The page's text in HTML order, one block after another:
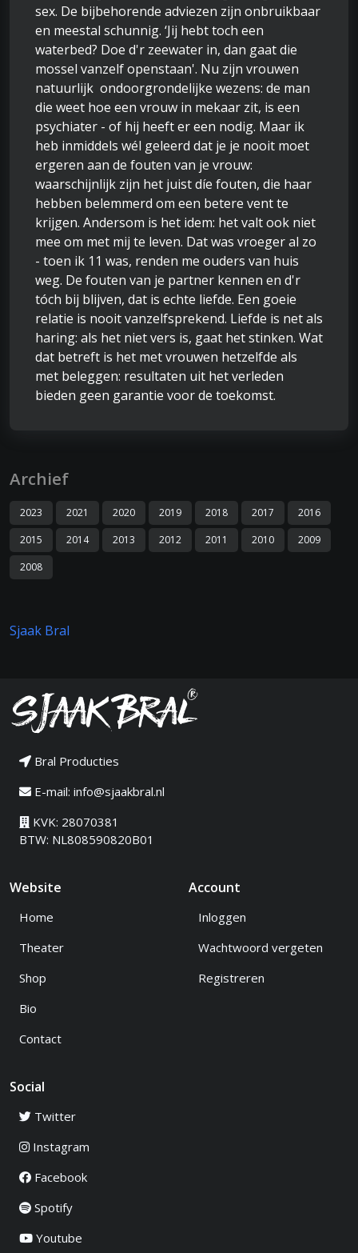
sex. De bijbehorende adviezen zijn onbruikbaar
en meestal schunnig. ‘Jij hebt toch een
waterbed? Doe d'r zeewater in, dan gaat die
mossel vanzelf openstaan'. Nu zijn vrouwen
natuurlijk ondoorgrondelijke wezens: de man
die weet hoe een vrouw in mekaar zit, is een
psychiater - of hij heeft er een nodig. Maar ik
heb inmiddels wél geleerd dat je je nooit moet
ergeren aan de fouten van je vrouw:
waarschijnlijk zijn het juist díe fouten, die haar
hebben belemmerd om een betere vent te
krijgen. Andersom is het idem: het valt ook niet
mee om met mij te leven. Dat was vroeger al zo
- toen ik 11 was, renden me ouders van huis
weg. De fouten van je partner kennen en d'r
tóch bij blijven, dat is echte liefde. Een goeie
relatie is nooit vanzelfsprekend. Liefde is net als
haring: als het niet vers is, gaat het stinken. Wat
dat betreft is het met vrouwen hetzelfde als
met beleggen: resultaten uit het verleden
bieden geen garantie voor de toekomst.
Archief
2023 2021 2020 2019 2018 2017
2016
2015
2014 2013 2012 2011 2010
2009
2008
Sjaak Bral
Bral Producties
E-mail: info@sjaakbral.nl
KVK: 28070381
BTW: NL808590820B01
Website
Home
Theater
Shop
Bio
Contact
Account
Inloggen
Wachtwoord vergeten
Registreren
Social
Twitter
Instagram
Facebook
Spotify
Youtube